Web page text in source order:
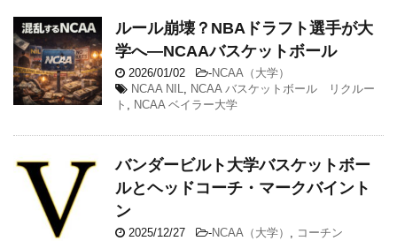
ルール崩壊？NBAドラフト選手が大
学へ―NCAAバスケットボール
2026/01/02 -NCAA（大学）
NCAA NIL, NCAA バスケットボール リクルー
ト , NCAA ベイラー大学
バンダービルト大学バスケットボー
ルとヘッドコーチ・マークバイント
ン
2025/12/27 -NCAA（大学） , コーチン